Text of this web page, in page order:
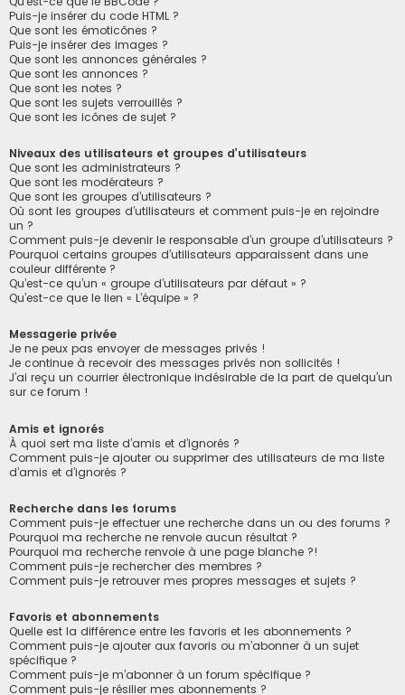
Puis-je insérer du code HTML ?
Que sont les émoticônes ?
Puis-je insérer des images ?
Que sont les annonces générales ?
Que sont les annonces ?
Que sont les notes ?
Que sont les sujets verrouillés ?
Que sont les icônes de sujet ?
Niveaux des utilisateurs et groupes d’utilisateurs
Que sont les administrateurs ?
Que sont les modérateurs ?
Que sont les groupes d’utilisateurs ?
Où sont les groupes d’utilisateurs et comment puis-je en rejoindre
un ?
Comment puis-je devenir le responsable d’un groupe d’utilisateurs ?
Pourquoi certains groupes d’utilisateurs apparaissent dans une
couleur différente ?
Qu’est-ce qu’un « groupe d’utilisateurs par défaut » ?
Qu’est-ce que le lien « L’équipe » ?
Messagerie privée
Je ne peux pas envoyer de messages privés !
Je continue à recevoir des messages privés non sollicités !
J’ai reçu un courrier électronique indésirable de la part de quelqu’un
sur ce forum !
Amis et ignorés
À quoi sert ma liste d’amis et d’ignorés ?
Comment puis-je ajouter ou supprimer des utilisateurs de ma liste
d’amis et d’ignorés ?
Recherche dans les forums
Comment puis-je effectuer une recherche dans un ou des forums ?
Pourquoi ma recherche ne renvoie aucun résultat ?
Pourquoi ma recherche renvoie à une page blanche ?!
Comment puis-je rechercher des membres ?
Comment puis-je retrouver mes propres messages et sujets ?
Favoris et abonnements
Quelle est la différence entre les favoris et les abonnements ?
Comment puis-je ajouter aux favoris ou m’abonner à un sujet
spécifique ?
Comment puis-je m’abonner à un forum spécifique ?
Comment puis-je résilier mes abonnements ?